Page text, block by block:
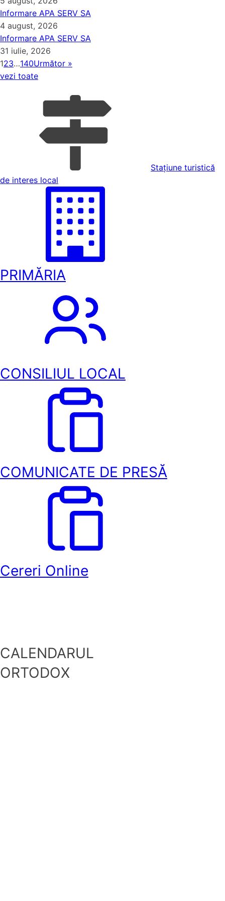
Informare APA SERV SA
4 august, 2026
Informare APA SERV SA
31 iulie, 2026
123…140Următor »
vezi toate
Stațiune turistică
de interes local
PRIMĂRIA
CONSILIUL LOCAL
COMUNICATE DE PRESĂ
Cereri Online
CALENDARUL
ORTODOX